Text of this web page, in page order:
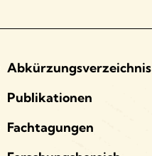
Abkürzungsverzeichnis
Publikationen
Fachtagungen